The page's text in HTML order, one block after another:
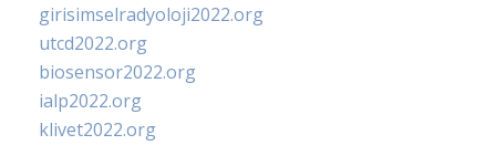
girisimselradyoloji2022.org
utcd2022.org
biosensor2022.org
ialp2022.org
klivet2022.org